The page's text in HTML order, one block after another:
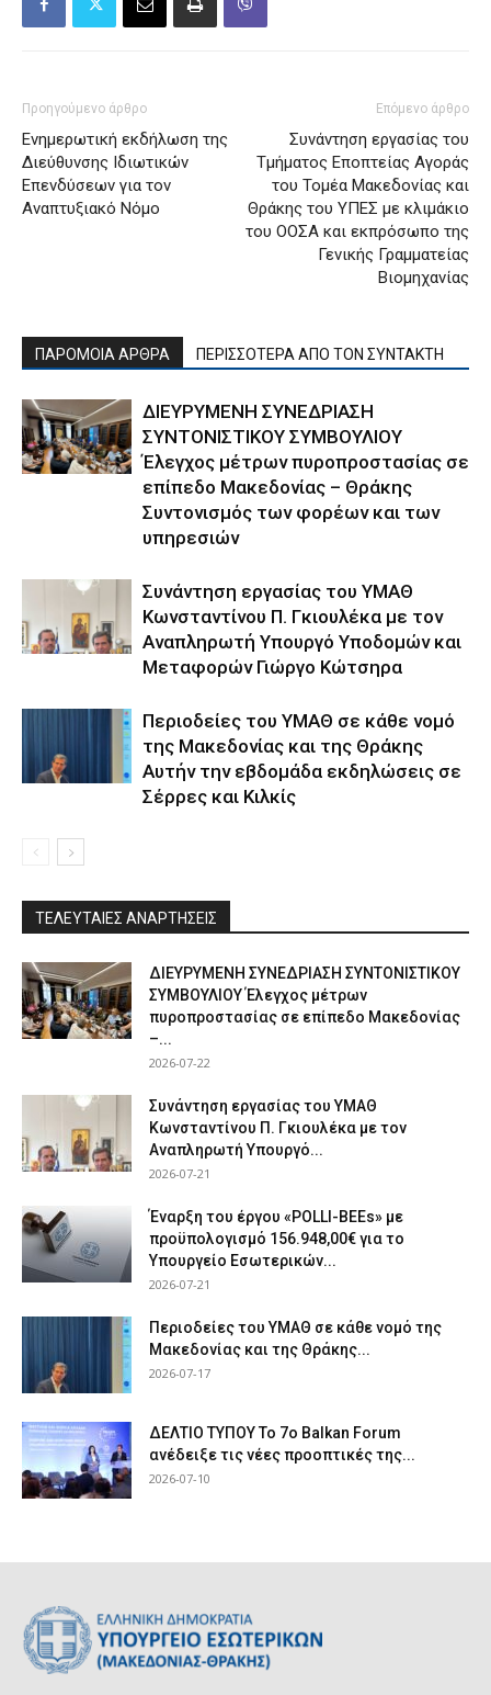
Προηγούμενο άρθρο
Ενημερωτική εκδήλωση της
Διεύθυνσης Ιδιωτικών
Επενδύσεων για τον
Αναπτυξιακό Νόμο
Επόμενο άρθρο
Συνάντηση εργασίας του
Τμήματος Εποπτείας Αγοράς
του Τομέα Μακεδονίας και
Θράκης του ΥΠΕΣ με κλιμάκιο
του ΟΟΣΑ και εκπρόσωπο της
Γενικής Γραμματείας
Βιομηχανίας
ΠΑΡΟΜΟΙΑ ΑΡΘΡΑ ΠΕΡΙΣΣΟΤΕΡΑ ΑΠΟ ΤΟΝ ΣΥΝΤΑΚΤΗ
ΔΙΕΥΡΥΜΕΝΗ ΣΥΝΕΔΡΙΑΣΗ
ΣΥΝΤΟΝΙΣΤΙΚΟΥ ΣΥΜΒΟΥΛΙΟΥ
Έλεγχος μέτρων πυροπροστασίας σε
επίπεδο Μακεδονίας – Θράκης
Συντονισμός των φορέων και των
υπηρεσιών
Συνάντηση εργασίας του ΥΜΑΘ
Κωνσταντίνου Π. Γκιουλέκα με τον
Αναπληρωτή Υπουργό Υποδομών και
Μεταφορών Γιώργο Κώτσηρα
Περιοδείες του ΥΜΑΘ σε κάθε νομό
της Μακεδονίας και της Θράκης
Αυτήν την εβδομάδα εκδηλώσεις σε
Σέρρες και Κιλκίς
ΤΕΛΕΥΤΑΙΕΣ ΑΝΑΡΤΗΣΕΙΣ
ΔΙΕΥΡΥΜΕΝΗ ΣΥΝΕΔΡΙΑΣΗ ΣΥΝΤΟΝΙΣΤΙΚΟΥ
ΣΥΜΒΟΥΛΙΟΥ Έλεγχος μέτρων
πυροπροστασίας σε επίπεδο Μακεδονίας
–...
2026-07-22
Συνάντηση εργασίας του ΥΜΑΘ
Κωνσταντίνου Π. Γκιουλέκα με τον
Αναπληρωτή Υπουργό...
2026-07-21
Έναρξη του έργου «POLLI-BEEs» με
προϋπολογισμό 156.948,00€ για το
Υπουργείο Εσωτερικών...
2026-07-21
Περιοδείες του ΥΜΑΘ σε κάθε νομό της
Μακεδονίας και της Θράκης...
2026-07-17
ΔΕΛΤΙΟ ΤΥΠΟΥ Το 7ο Balkan Forum
ανέδειξε τις νέες προοπτικές της...
2026-07-10